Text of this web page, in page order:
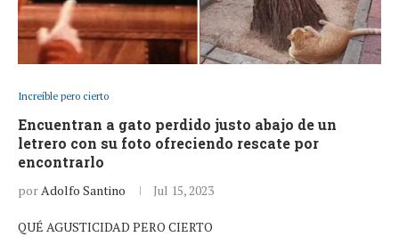
Increíble pero cierto
Encuentran a gato perdido justo abajo de un
letrero con su foto ofreciendo rescate por
encontrarlo
porAdolfo Santino Jul 15, 2023
QUÉ AGUSTICIDAD PERO CIERTO